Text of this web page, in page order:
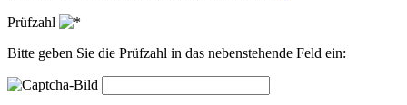
Prüfzahl
Bitte geben Sie die Prüfzahl in das nebenstehende Feld ein: